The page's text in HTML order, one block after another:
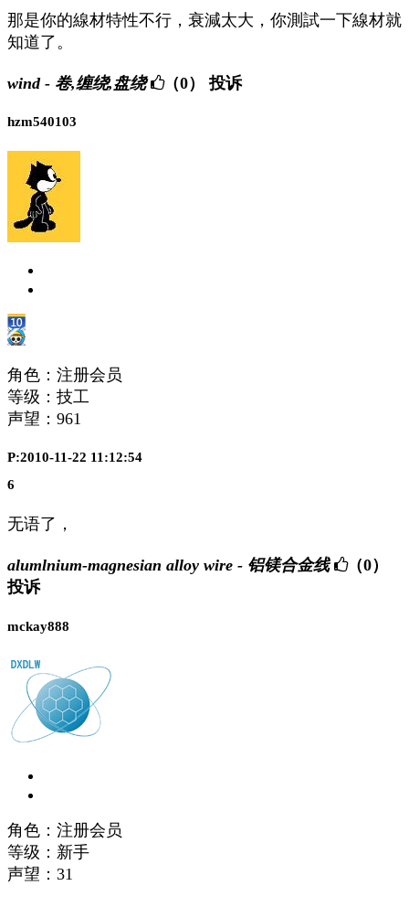
那是你的線材特性不行，衰減太大，你測試一下線材就
知道了。
wind - 卷,缠绕,盘绕 （0） 投诉
hzm540103
角色：注册会员
等级：技工
声望： 961
P:2010-11-22 11:12:54
6
无语了，
alumlnium-magnesian alloy wire - 铝镁合金线
（0）
投诉
mckay888
角色：注册会员
等级：新手
声望： 31